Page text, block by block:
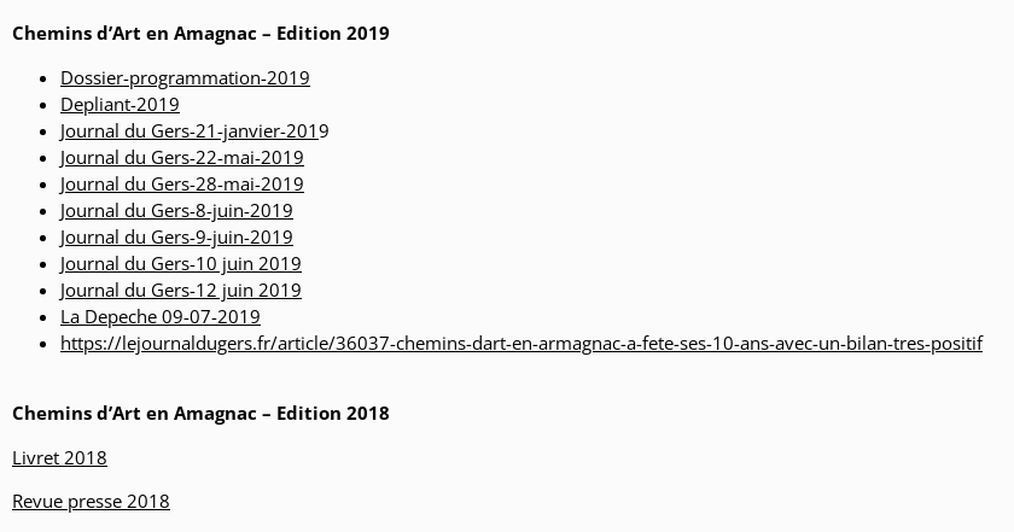
Chemins d’Art en Amagnac – Edition 2019
Dossier-programmation-2019
Depliant-2019
Journal du Gers-21-janvier-2019
Journal du Gers-22-mai-2019
Journal du Gers-28-mai-2019
Journal du Gers-8-juin-2019
Journal du Gers-9-juin-2019
Journal du Gers-10 juin 2019
Journal du Gers-12 juin 2019
La Depeche 09-07-2019
https://lejournaldugers.fr/article/36037-chemins-dart-en-armagnac-a-fete-ses-10-ans-avec-un-bilan-tres-positif
Chemins d’Art en Amagnac – Edition 2018
Livret 2018
Revue presse 2018